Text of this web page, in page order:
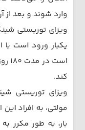
وارد شوند و بعد
یکبار ورود است با
کند.
بار، به طور مکرر